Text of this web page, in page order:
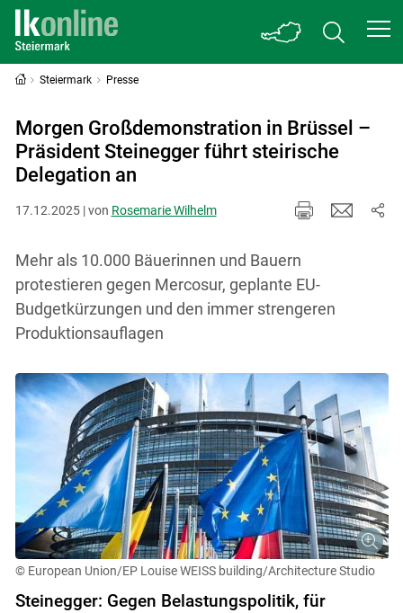
Steiermark Presse
Morgen Großdemonstration in Brüssel –
Präsident Steinegger führt steirische
Delegation an
17.12.2025 | von Rosemarie Wilhelm
Mehr als 10.000 Bäuerinnen und Bauern
protestieren gegen Mercosur, geplante EU-
Budgetkürzungen und den immer strengeren
Produktionsauflagen
© European Union/EP Louise WEISS building/Architecture Studio
Steinegger: Gegen Belastungspolitik, für